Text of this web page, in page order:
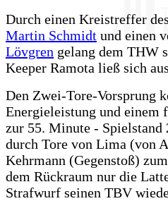
Durch einen Kreistreffer
Martin Schmidt und einen
Lövgren gelang dem THW
Keeper Ramota ließ sich
Den Zwei-Tore-Vorsprung
Energieleistung und einem
zur 55. Minute -
durch Tore von Lima (von
Kehrmann (Gegenstoß)
dem Rückraum nur die
Strafwurf seinen TBV